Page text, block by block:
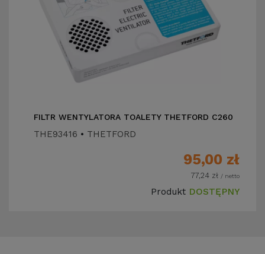
FILTR WENTYLATORA TOALETY THETFORD C260
THE93416 • THETFORD
95,00 zł
77,24 zł / netto
Produkt DOSTĘPNY